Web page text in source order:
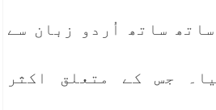
ساتھ اُردو زبان سے
جس کے متعلق اکثر